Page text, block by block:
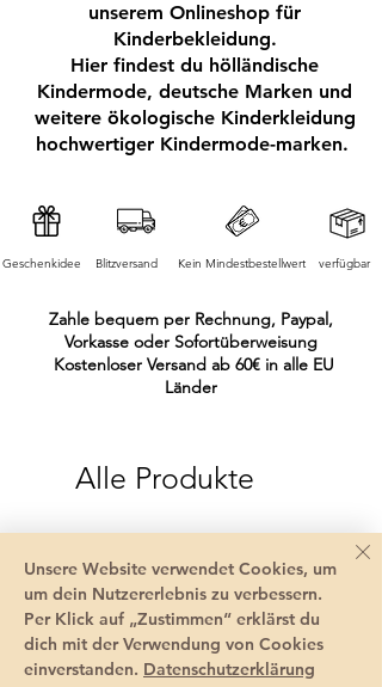
Pullovern kombinieren.
unserem Onlineshop für
Kinderbekleidung.
Hier findest du hölländische
Kindermode, deutsche Marken und
weitere ökologische Kinderkleidung
hochwertiger Kindermode-marken.
Geschenkidee Blitzversand Kein Mindestbestellwert verfügbar
Zahle bequem per Rechnung, Paypal,
Vorkasse oder Sofortüberweisung
Kostenloser Versand ab 60€ in alle EU
Länder
Alle Produkte
Unsere Website verwendet Cookies, um
um dein Nutzererlebnis zu verbessern.
Per Klick auf „Zustimmen“ erklärst du
dich mit der Verwendung von Cookies
einverstanden. Datenschutzerklärung